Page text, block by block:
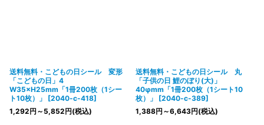
送料無料・こどもの日シール 変形
「こどもの日」4
W35×H25mm「1冊200枚（1シー
ト10枚）」
[2040-c-418]
1,292円 ～5,852円(税込)
送料無料・こどもの日シール 丸
「子供の日 鯉のぼり(大)」
40φmm「1冊200枚（1シート10
枚）」
[2040-c-389]
1,388円 ～6,643円(税込)